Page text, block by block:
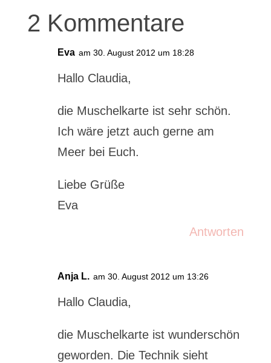
2 Kommentare
Eva am 30. August 2012 um 18:28
Hallo Claudia,
die Muschelkarte ist sehr schön.
Ich wäre jetzt auch gerne am
Meer bei Euch.
Liebe Grüße
Eva
Antworten
Anja L. am 30. August 2012 um 13:26
Hallo Claudia,
die Muschelkarte ist wunderschön
geworden. Die Technik sieht